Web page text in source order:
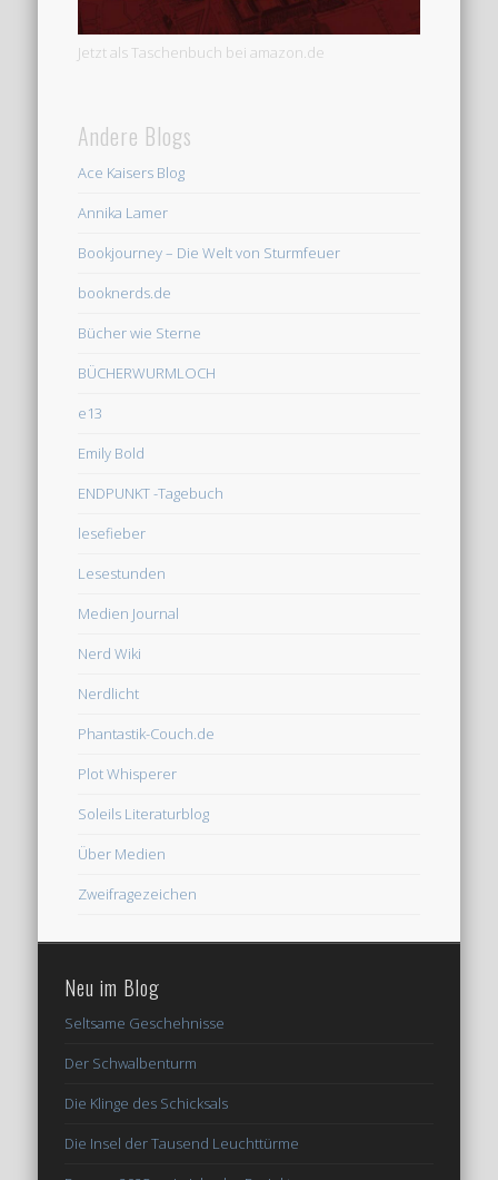
Jetzt als Taschenbuch bei amazon.de
Andere Blogs
Ace Kaisers Blog
Annika Lamer
Bookjourney – Die Welt von Sturmfeuer
booknerds.de
Bücher wie Sterne
BÜCHERWURMLOCH
e13
Emily Bold
ENDPUNKT -Tagebuch
lesefieber
Lesestunden
Medien Journal
Nerd Wiki
Nerdlicht
Phantastik-Couch.de
Plot Whisperer
Soleils Literaturblog
Über Medien
Zweifragezeichen
Neu im Blog
Seltsame Geschehnisse
Der Schwalbenturm
Die Klinge des Schicksals
Die Insel der Tausend Leuchttürme